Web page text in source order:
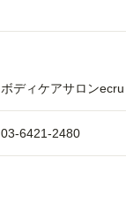
ボディケアサロンecru
03-6421-2480